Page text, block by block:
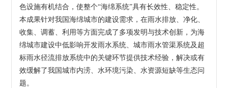
色设施有机结合，使整个“海绵系统”具有长效性、稳定性。
本成果针对我国海绵城市的建设需求，在雨水排放、净化、
收集、调蓄、利用等方面完成了多项发明与技术创新，为海
绵城市建设中低影响开发雨水系统、城市雨水管渠系统及超
标雨水径流排放系统中的关键环节提供技术经验，解决或有
效缓解了我国城市内涝、水环境污染、水资源短缺等生态问
题。